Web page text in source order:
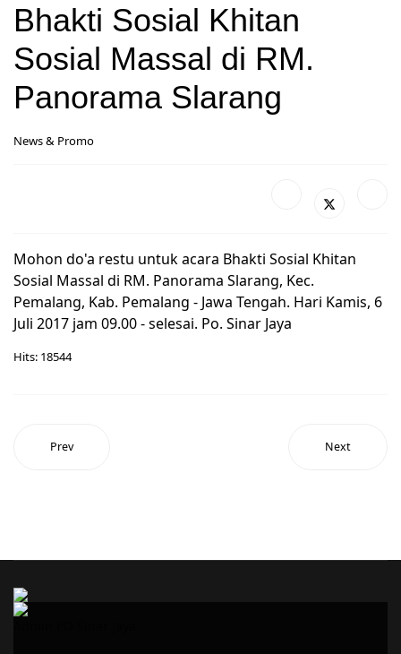
Bhakti Sosial Khitan
Sosial Massal di RM.
Panorama Slarang
News & Promo
Mohon do'a restu untuk acara Bhakti Sosial Khitan
Sosial Massal di RM. Panorama Slarang, Kec.
Pemalang, Kab. Pemalang - Jawa Tengah. Hari Kamis, 6
Juli 2017 jam 09.00 - selesai. Po. Sinar Jaya
Hits: 18544
Prev Next